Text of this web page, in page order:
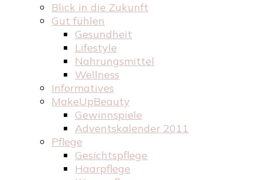
Blick in die Zukunft
Gut fühlen
Gesundheit
Lifestyle
Nahrungsmittel
Wellness
Informatives
MakeUpBeauty
Gewinnspiele
Adventskalender 2011
Pflege
Gesichtspflege
Haarpflege